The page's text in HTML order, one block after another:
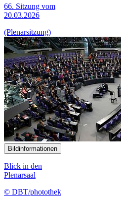
66. Sitzung vom
20.03.2026
(Plenarsitzung)
Bildinformationen
Blick in den
Plenarsaal
© DBT/photothek